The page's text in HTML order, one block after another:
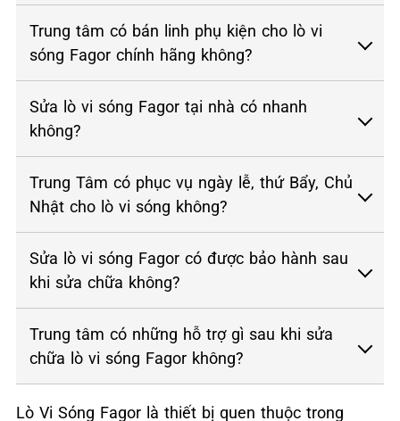
Trung tâm có bán linh phụ kiện cho lò vi
sóng Fagor chính hãng không?
Sửa lò vi sóng Fagor tại nhà có nhanh
không?
Trung Tâm có phục vụ ngày lễ, thứ Bẩy, Chủ
Nhật cho lò vi sóng không?
Sửa lò vi sóng Fagor có được bảo hành sau
khi sửa chữa không?
Trung tâm có những hỗ trợ gì sau khi sửa
chữa lò vi sóng Fagor không?
Lò Vi Sóng Fagor là thiết bị quen thuộc trong